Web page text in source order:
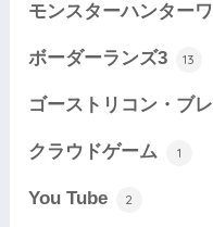
モンスターハンター
ボーダーランズ3 13
ゴーストリコン・ブ
クラウドゲーム 1
You Tube 2